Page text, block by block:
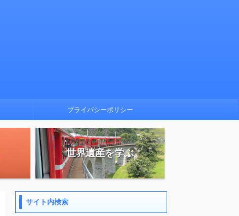
プライバシーポリシー
世界遺産を学ぶ
サイト内検索